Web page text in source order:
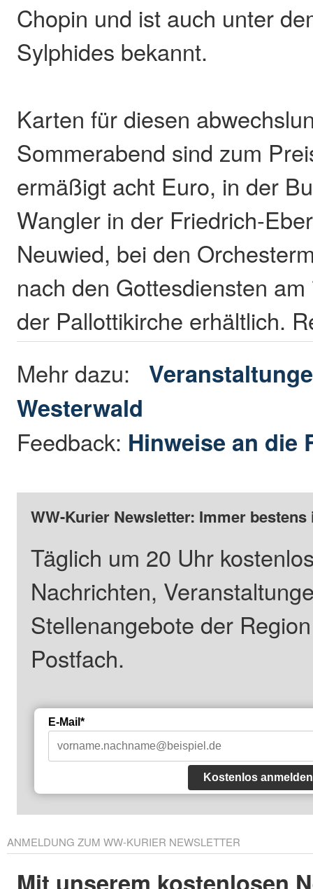
Chopin und ist auch unter
Sylphides bekannt.
Karten für diesen
Sommerabend sind zum
ermäßigt acht Euro, in der
Wangler in der Friedrich-
Neuwied, bei den
nach den Gottesdiensten
der Pallottikirche erhältlich.
Mehr dazu:
Westerwald
Feedback: Hinweise an die
WW-Kurier Newsletter: Immer
Täglich um 20 Uhr
Nachrichten,
Stellenangebote der
Postfach.
E-Mail*
Kostenlos anmelden
ANMELDUNG ZUM WW-KURIER NEWSLETTER